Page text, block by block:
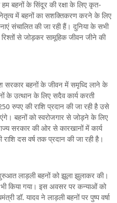
हम बहनों के सिंदूर की रक्षा के लिए कृत-
में बहनों का सशक्तिकरण करने के लिए
संचालित की जा रही हैं। दुनिया के सभी
से जोड़कर सामूहिक जीवन जीने की
सरकार बहनों के जीवन में समृध्दि लाने के
के उत्थान के लिए सदैव कार्य करती
रुपए की राशि प्रदान की जा रही है उसे
बहनों को स्वरोजगार से जोड़ने के लिए
सरकार की ओर से कारखानों में कार्य
दस वर्ष तक प्रदान की जा रही है।
लाड़ली बहनों को झूला झुलाकर की।
किया गया। इस अवसर पर कन्याओं को
डॉ. यादव ने लाड़ली बहनों पर पुष्प वर्षा